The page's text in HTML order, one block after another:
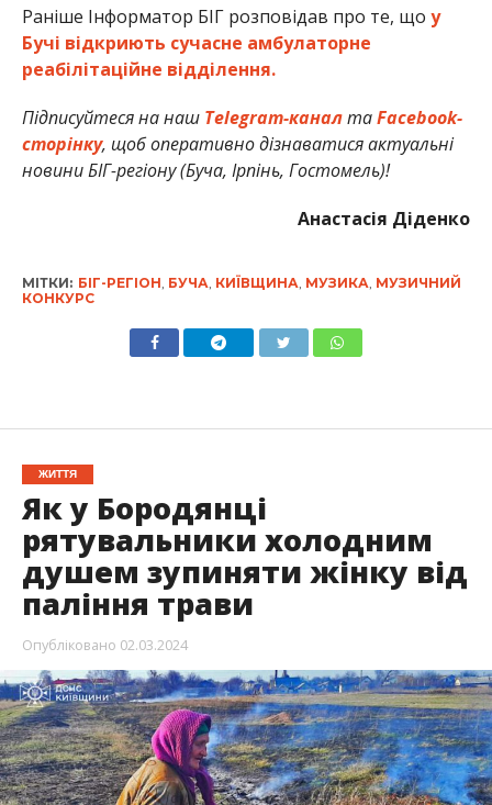
Раніше Інформатор БІГ розповідав про те, що у
Бучі відкриють сучасне амбулаторне
реабілітаційне відділення.
Підписуйтеся на наш Telegram-канал таFacebook-
сторінку, щоб оперативно дізнаватися актуальні
новини БІГ-регіону (Буча, Ірпінь, Гостомель)!
Анастасія Діденко
МІТКИ: БІГ-РЕГІОН, БУЧА, КИЇВЩИНА, МУЗИКА, МУЗИЧНИЙ
КОНКУРС
ЖИТТЯ
Як у Бородянці
рятувальники холодним
душем зупиняти жінку від
паління трави
Опубліковано 02.03.2024